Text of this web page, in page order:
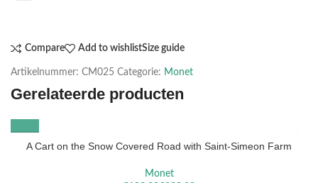
Compare Add to wishlistSize guide
Artikelnummer: CM025 Categorie: Monet
Gerelateerde producten
A Cart on the Snow Covered Road with Saint-Simeon Farm
Monet